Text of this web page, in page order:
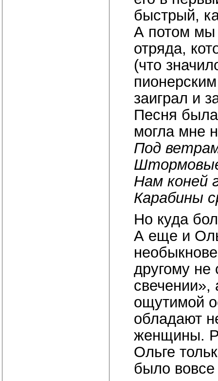
быстрый,
А потом мы
отряда,
(что
заиграл и
Песня
могла мне
Под
Нам коней
Карабины
Но куда
А еще и
другому не
свечении»,
ощутимой
обладают
женщины.
Ольге
было вовсе